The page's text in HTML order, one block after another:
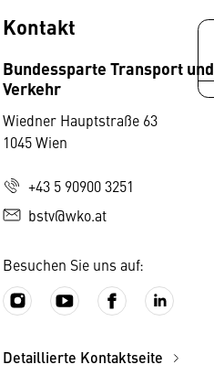
Kontakt
Bundessparte Transport und
Verkehr
Wiedner Hauptstraße 63
1045 Wien
+43 5 90900 3251
bstv@wko.at
Besuchen Sie uns auf:
Detaillierte Kontaktseite